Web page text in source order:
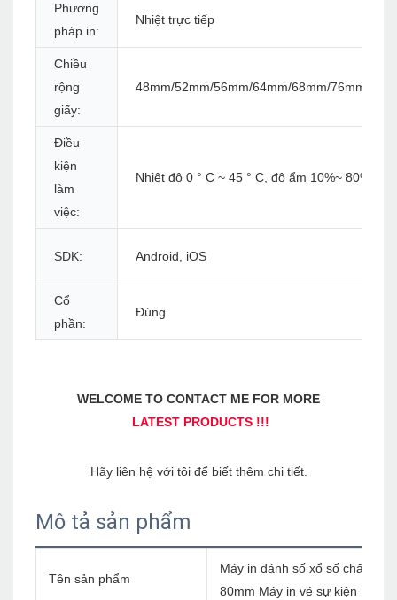
Phương
pháp in:
Nhiệt trực tiếp
Chiều
rộng
giấy:
48mm/52mm/56mm/64mm/68mm/76mm/
Điều
kiện
làm
việc:
Nhiệt độ 0 ° C ~ 45 ° C, độ ẩm 10%~ 80%rh
SDK: Android, iOS
Cổ
phần:
Đúng
Mô tả sản phẩm
Tên sản phẩm
Máy in đánh số xổ số chất
80mm Máy in vé sự kiện